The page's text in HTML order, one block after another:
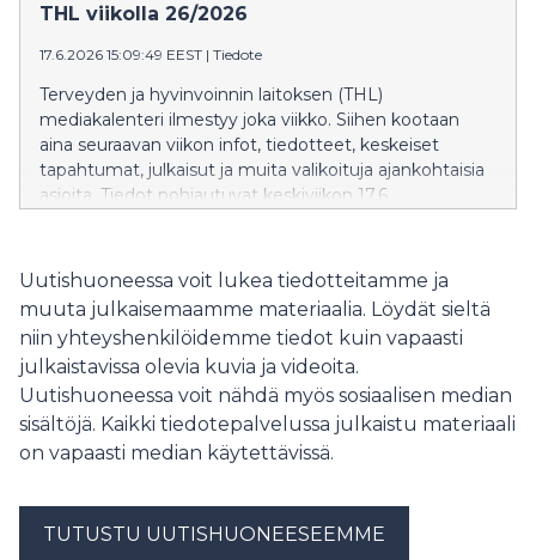
julkinen sosiaali- ja terveydenhuolto ylipäänsä tarjoaa.
ohjaamisessa ovat korostuneet säästöt ja
THL viikolla 26/2026
17.6.2026 15:09:49 EEST | Tiedote
Terveyden ja hyvinvoinnin laitoksen (THL)
mediakalenteri ilmestyy joka viikko. Siihen kootaan
aina seuraavan viikon infot, tiedotteet, keskeiset
tapahtumat, julkaisut ja muita valikoituja ajankohtaisia
asioita. Tiedot pohjautuvat keskiviikon 17.6.
tapahtumakalenterissa.
https://thl.fi/ajankohtaista/tapahtumat THL:n viestintä
palvelee mediaa arkisin klo 9–16, puh. 029 524 6161,
sähköposti: info(at)thl.fi Tiedotteet to 25.6. Väestön
luottamus sosiaali- ja terveydenhuoltoon on laskenut.
Vaikka palveluiden laatu ja asiakaskokemus eivät ole
heikentyneet, luottamuksen lasku on vakava signaali
sote-järjestelmän oikeutuksen heikkenemisestä.
luottamuksen lisäämiseksi. Julkaisu liittyy Suomi
Areenan kutsuvierastilaisuuteemme. Lisätiedot:
Uutishuoneessa voit lukea tiedotteitamme ja
muuta julkaisemaamme materiaalia. Löydät sieltä
niin yhteyshenkilöidemme tiedot kuin vapaasti
julkaistavissa olevia kuvia ja videoita.
Uutishuoneessa voit nähdä myös sosiaalisen median
sisältöjä. Kaikki tiedotepalvelussa julkaistu materiaali
on vapaasti median käytettävissä.
TUTUSTU UUTISHUONEESEEMME